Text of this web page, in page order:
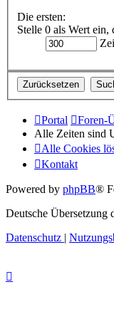
Die ersten:
Stelle 0 als Wert
Portal
Foren-
Alle Zeiten sind
Alle Cookies
Kontakt
Powered by phpBB®
Deutsche Übersetzung
Datenschutz |